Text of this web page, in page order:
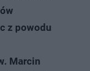
z powodu
Marcin